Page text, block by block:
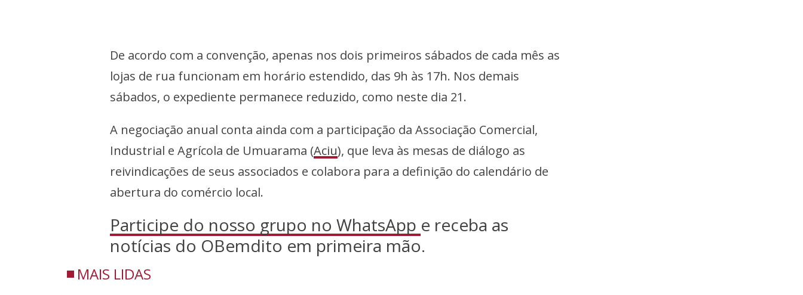
De acordo com a convenção, apenas nos dois primeiros sábados de cada mês as
lojas de rua funcionam em horário estendido, das 9h às 17h. Nos demais
sábados, o expediente permanece reduzido, como neste dia 21.
A negociação anual conta ainda com a participação da Associação Comercial,
Industrial e Agrícola de Umuarama (Aciu), que leva às mesas de diálogo as
reivindicações de seus associados e colabora para a definição do calendário de
abertura do comércio local.
Participe do nosso grupo no WhatsApp e receba as
notícias do OBemdito em primeira mão.
MAIS LIDAS